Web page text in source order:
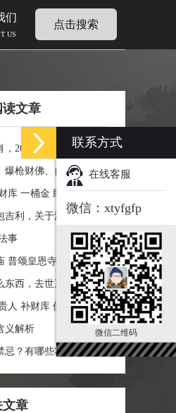
们
US
点击搜索
文章
2024年什么生肖福运
爆枪财佛、自身佛牌的
库 一桶金 助力生意财
利，关于添丁份子钱
事
普颂皇恩寺化太岁 接
东西，去世三周年祭祀
人 补财库 佛历2566年
义解析
忌？有哪些功效？
文章
联系方式
在线客服
微信：xtyfgfp
微信二维码